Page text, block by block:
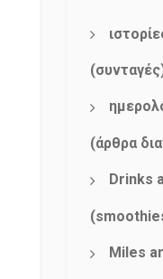
(άρθρα
Drinks
Miles